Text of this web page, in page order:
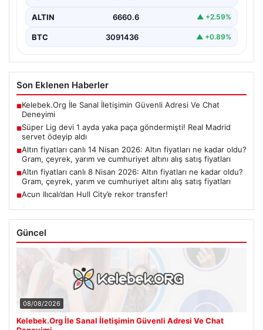
ALTIN 6660.6 ▲ +2.59%
BTC 3091436 ▲ +0.89%
Son Eklenen Haberler
■Kelebek.Org İle Sanal İletişimin Güvenli Adresi Ve Chat
Deneyimi
■Süper Lig devi 1 ayda yaka paça göndermişti! Real Madrid
servet ödeyip aldı
■Altın fiyatları canlı 14 Nisan 2026: Altın fiyatları ne kadar oldu?
Gram, çeyrek, yarım ve cumhuriyet altını alış satış fiyatları
■Altın fiyatları canlı 8 Nisan 2026: Altın fiyatları ne kadar oldu?
Gram, çeyrek, yarım ve cumhuriyet altını alış satış fiyatları
■Acun Ilıcalı’dan Hull City’e rekor transfer!
Güncel
08/08/2026
Kelebek.Org İle Sanal İletişimin Güvenli Adresi Ve Chat